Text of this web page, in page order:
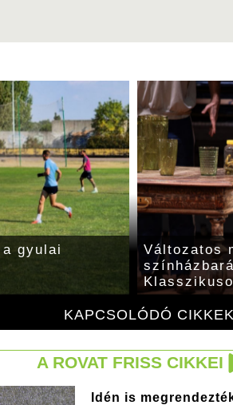
KAPCSOLÓDÓ CIKKEK
gyulai
Változatos
A ROVAT FRISS CIKKEI
Idén is